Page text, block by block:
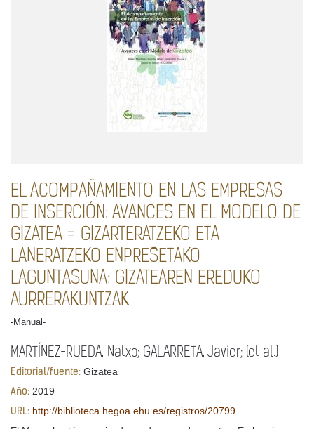
EL ACOMPAÑAMIENTO EN LAS EMPRESAS
DE INSERCIÓN: AVANCES EN EL MODELO DE
GIZATEA = GIZARTERATZEKO ETA
LANERATZEKO ENPRESETAKO
LAGUNTASUNA: GIZATEAREN EREDUKO
AURRERAKUNTZAK
-Manual-
MARTÍNEZ-RUEDA, Natxo; GALARRETA, Javier; (et al.)
Editorial/fuente: Gizatea
Año: 2019
URL: http://biblioteca.hegoa.ehu.es/registros/20799